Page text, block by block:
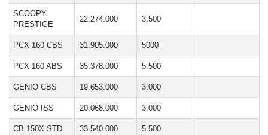
SCOOPY
PRESTIGE
22.274.000 3.500
PCX 160 CBS 31.905.000 5000
PCX 160 ABS 35.378.000 5.500
GENIO CBS 19.653.000 3.000
GENIO ISS 20.068.000 3.000
CB 150X STD 33.540.000 5.500